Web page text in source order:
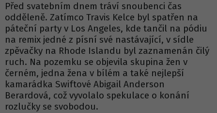
Před svatebním dnem tráví snoubenci čas
odděleně. Zatímco Travis Kelce byl spatřen na
páteční party v Los Angeles, kde tančil na pódiu
na remix jedné z písní své nastávající, v sídle
zpěvačky na Rhode Islandu byl zaznamenán čilý
ruch. Na pozemku se objevila skupina žen v
černém, jedna žena v bílém a také nejlepší
kamarádka Swiftové Abigail Anderson
Berardová, což vyvolalo spekulace o konání
rozlučky se svobodou.